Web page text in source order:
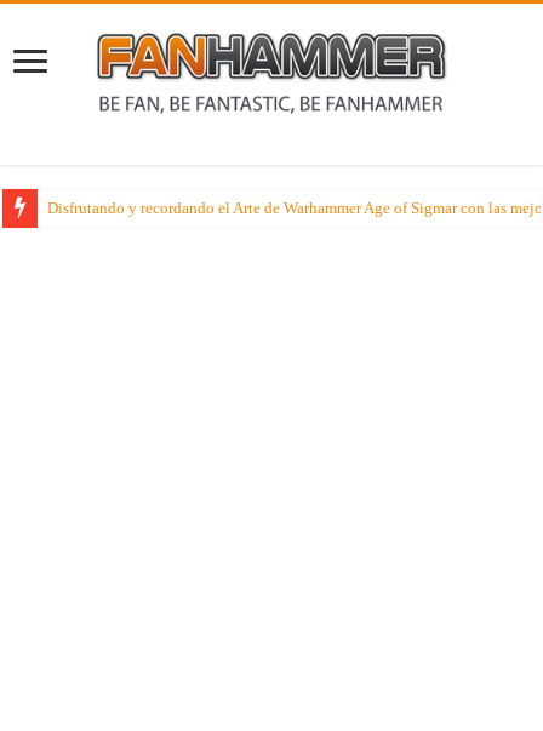
Disfrutando y recordando el Arte de Warhammer Age of Sigmar con las